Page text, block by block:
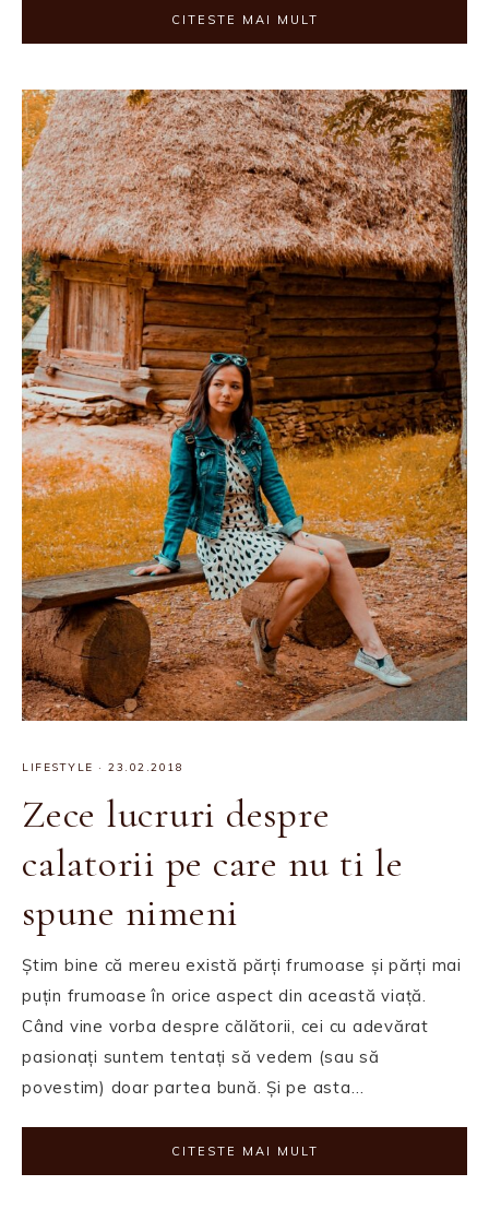
CITESTE MAI MULT
LIFESTYLE · 23.02.2018
Zece lucruri despre
calatorii pe care nu ti le
spune nimeni
Știm bine că mereu există părți frumoase și părți mai
puțin frumoase în orice aspect din această viață.
Când vine vorba despre călătorii, cei cu adevărat
pasionați suntem tentați să vedem (sau să
povestim) doar partea bună. Și pe asta…
CITESTE MAI MULT